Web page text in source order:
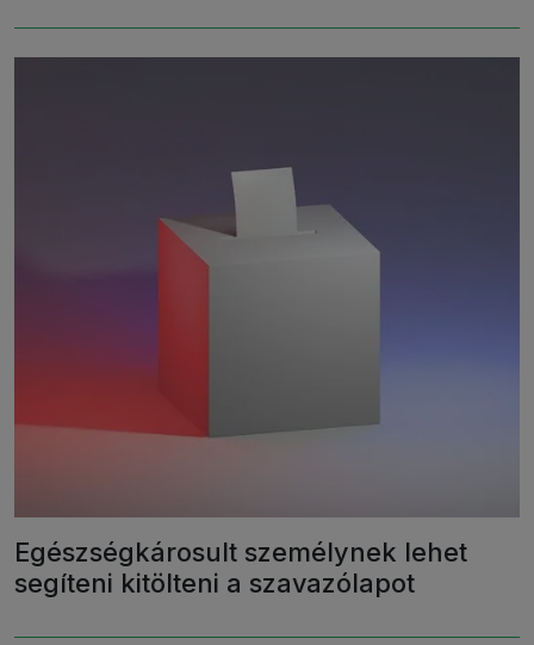
Egészségkárosult személynek lehet
segíteni kitölteni a szavazólapot